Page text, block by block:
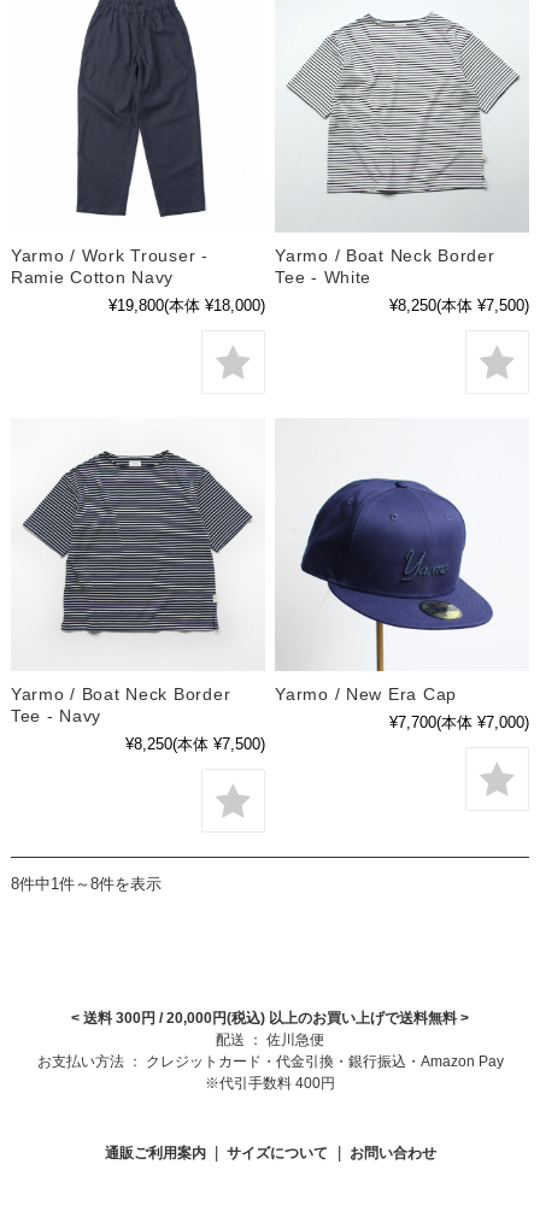
Yarmo / Work Trouser -
Ramie Cotton Navy
¥19,800(本体 ¥18,000)
Yarmo / Boat Neck Border
Tee - White
¥8,250(本体 ¥7,500)
Yarmo / Boat Neck Border
Tee - Navy
¥8,250(本体 ¥7,500)
Yarmo / New Era Cap
¥7,700(本体 ¥7,000)
8件中1件～8件を表示
< 送料 300円 / 20,000円(税込) 以上のお買い上げで送料無料 >
配送 ： 佐川急便
お支払い方法 ： クレジットカード・代金引換・銀行振込・Amazon Pay
※代引手数料 400円
通販ご利用案内 サイズについて お問い合わせ